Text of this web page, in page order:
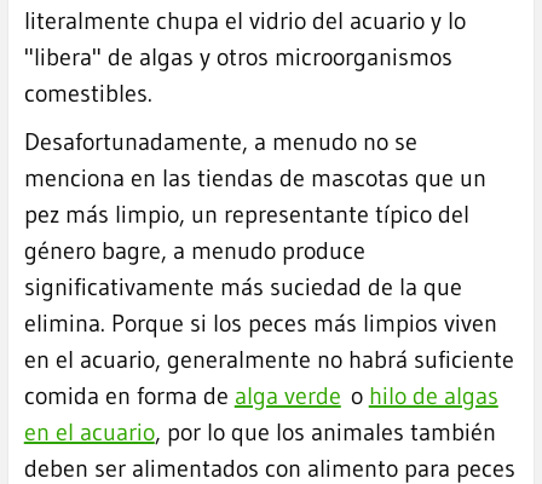
literalmente chupa el vidrio del acuario y lo
"libera" de algas y otros microorganismos
comestibles.
Desafortunadamente, a menudo no se
menciona en las tiendas de mascotas que un
pez más limpio, un representante típico del
género bagre, a menudo produce
significativamente más suciedad de la que
elimina. Porque si los peces más limpios viven
en el acuario, generalmente no habrá suficiente
comida en forma de alga verde o hilo de algas
en el acuario, por lo que los animales también
deben ser alimentados con alimento para peces